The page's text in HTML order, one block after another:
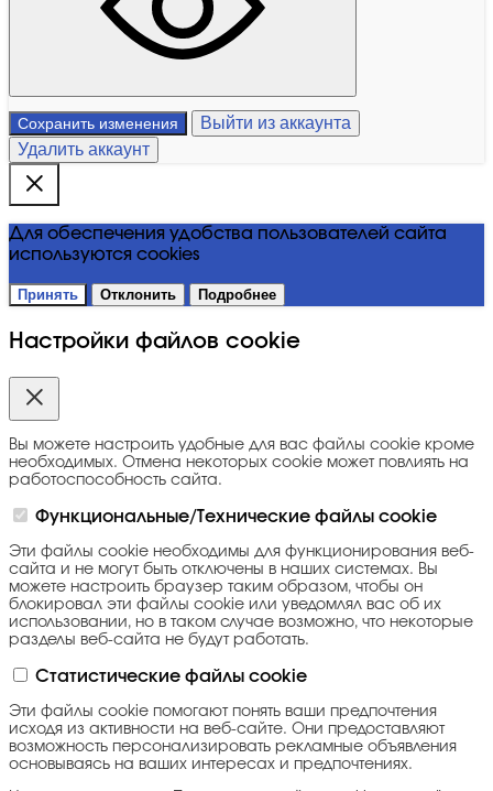
Сохранить изменения
Выйти из аккаунта
Удалить аккаунт
Для обеспечения удобства пользователей сайта
используются cookies
Принять Отклонить Подробнее
Настройки файлов cookie
Вы можете настроить удобные для вас файлы cookie кроме
необходимых. Отмена некоторых cookie может повлиять на
работоспособность сайта.
Функциональные/Технические файлы cookie
Эти файлы cookie необходимы для функционирования веб-
сайта и не могут быть отключены в наших системах. Вы
можете настроить браузер таким образом, чтобы он
блокировал эти файлы cookie или уведомлял вас об их
использовании, но в таком случае возможно, что некоторые
разделы веб-сайта не будут работать.
Статистические файлы cookie
Эти файлы cookie помогают понять ваши предпочтения
исходя из активности на веб-сайте. Они предоставляют
возможность персонализировать рекламные объявления
основываясь на ваших интересах и предпочтениях.